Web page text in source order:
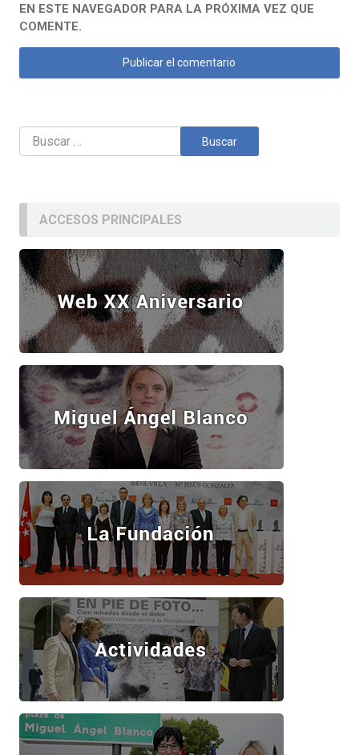
EN ESTE NAVEGADOR PARA LA PRÓXIMA VEZ QUE
COMENTE.
Buscar:
ACCESOS PRINCIPALES